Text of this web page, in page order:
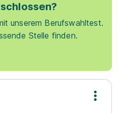
unserem Berufswahltest.
Stelle finden.